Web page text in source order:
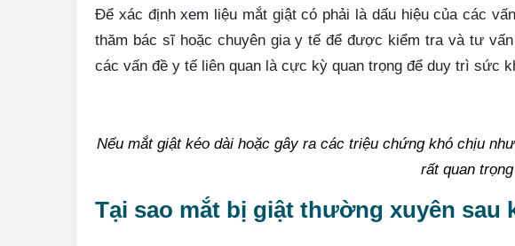
Để xác định xem liệu mắt giật có phải là dấu hiệu của các
thăm bác sĩ hoặc chuyên gia y tế để được kiểm tra và tư
các vấn đề y tế liên quan là cực kỳ quan trọng để duy trì sức
Nếu mắt giật kéo dài hoặc gây ra các triệu chứng khó chịu
rất quan trọng
Tại sao mắt bị giật thường xuyên sau